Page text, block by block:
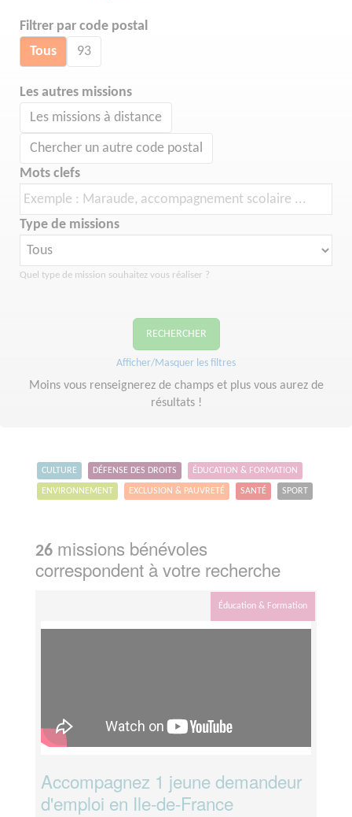
Filtrer par code postal
Tous 93
Les autres missions
Les missions à distance
Chercher un autre code postal
Mots clefs
Type de missions
Quel type de mission souhaitez vous réaliser ?
RECHERCHER
Afficher/Masquer les filtres
Moins vous renseignerez de champs et plus vous aurez de
résultats !
CULTURE DÉFENSE DES DROITS ÉDUCATION & FORMATION
ENVIRONNEMENT EXCLUSION & PAUVRETÉ SANTÉ SPORT
26 missions bénévoles
correspondent à votre recherche
Éducation & Formation
Accompagnez 1 jeune demandeur
d'emploi en Ile-de-France